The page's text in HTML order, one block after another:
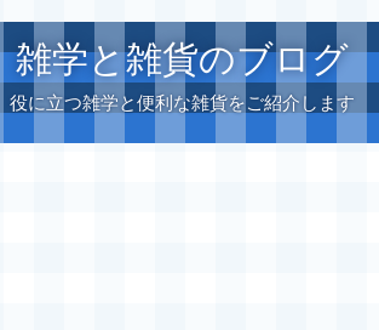
雑学と雑貨のブログ
役に立つ雑学と便利な雑貨をご紹介します